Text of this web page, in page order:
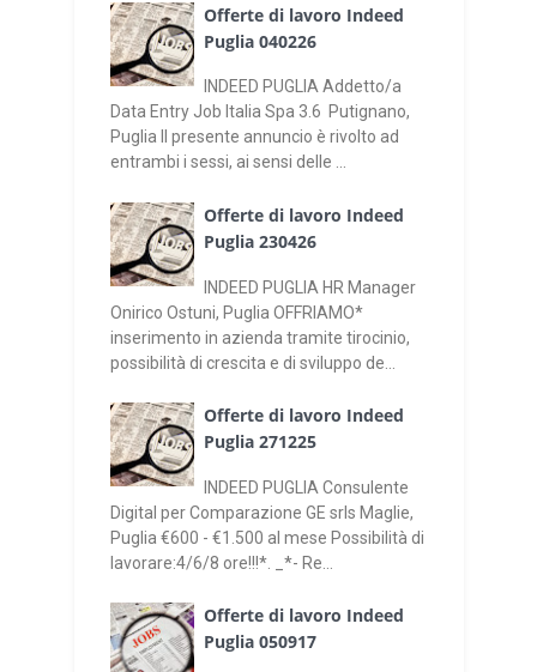
Offerte di lavoro Indeed
Puglia 040226
INDEED PUGLIA Addetto/a
Data Entry Job Italia Spa 3.6 Putignano,
Puglia Il presente annuncio è rivolto ad
entrambi i sessi, ai sensi delle ...
Offerte di lavoro Indeed
Puglia 230426
INDEED PUGLIA HR Manager
Onirico Ostuni, Puglia OFFRIAMO*
inserimento in azienda tramite tirocinio,
possibilità di crescita e di sviluppo de...
Offerte di lavoro Indeed
Puglia 271225
INDEED PUGLIA Consulente
Digital per Comparazione GE srls Maglie,
Puglia €600 - €1.500 al mese Possibilità di
lavorare:4/6/8 ore!!!*. _*- Re...
Offerte di lavoro Indeed
Puglia 050917